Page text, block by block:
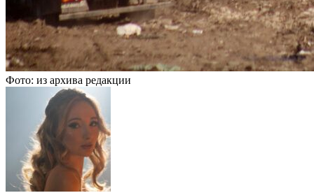
Фото: из архива редакции